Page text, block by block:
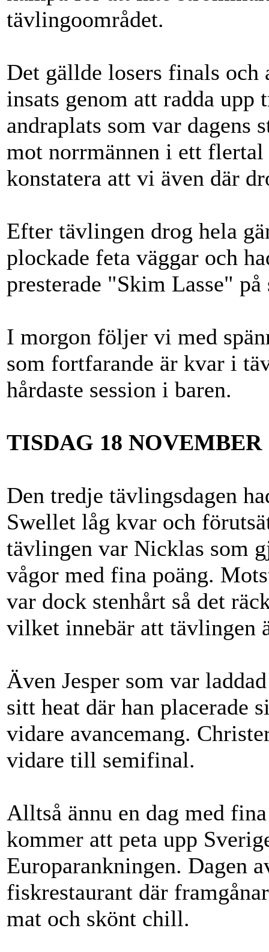
tävlingoområdet.
Det gällde losers finals och
insats genom att radda
andraplats som var dagens
mot norrmännen i ett
konstatera att vi även där
Efter tävlingen drog hela
plockade feta väggar och
presterade "Skim Lasse"
I morgon följer vi med
som fortfarande är kvar i
hårdaste session i baren.
TISDAG 18 NOVEMBER
Den tredje tävlingsdagen
Swellet låg kvar och
tävlingen var Nicklas som
vågor med fina poäng.
var dock stenhårt så det
vilket innebär att tävlingen
Även Jesper som var
sitt heat där han placerade
vidare avancemang.
vidare till semifinal.
Alltså ännu en dag med
kommer att peta upp
Europarankningen. Dagen
fiskrestaurant där
mat och skönt chill.